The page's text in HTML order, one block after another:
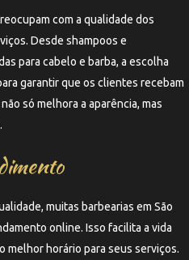
com a qualidade dos
Desde shampoos e
para cabelo e barba, a escolha
garantir que os clientes recebam
só melhora a aparência, mas
muitas barbearias em São
online. Isso facilita a vida
melhor horário para seus serviços.